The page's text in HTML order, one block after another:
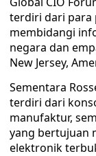
terdiri dari para
membidangi
negara dan
New Jersey,
Sementara
terdiri dari
manufaktur,
yang bertujuan
elektronik